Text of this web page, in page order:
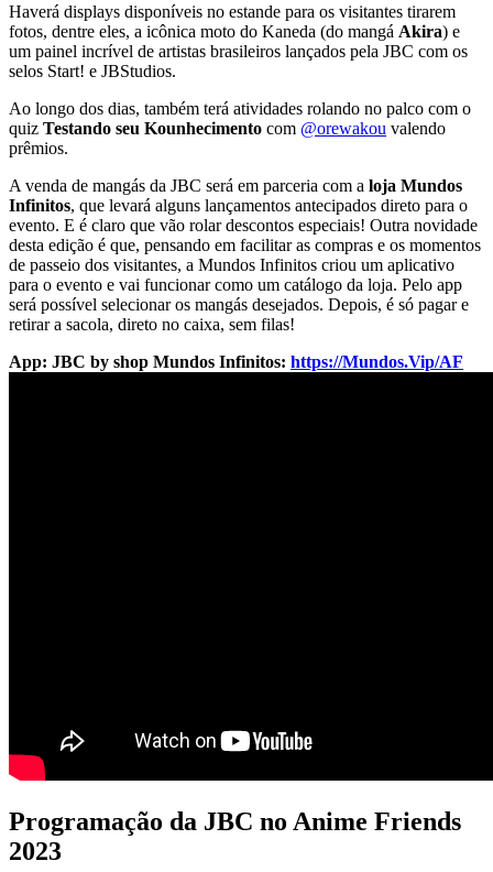
Haverá displays disponíveis no estande para os visitantes tirarem
fotos, dentre eles, a icônica moto do Kaneda (do mangá Akira) e
um painel incrível de artistas brasileiros lançados pela JBC com os
selos Start! e JBStudios.
Ao longo dos dias, também terá atividades rolando no palco com o
quiz Testando seu Kounhecimento com @orewakou valendo
prêmios.
A venda de mangás da JBC será em parceria com a loja Mundos
Infinitos, que levará alguns lançamentos antecipados direto para o
evento. E é claro que vão rolar descontos especiais! Outra novidade
desta edição é que, pensando em facilitar as compras e os momentos
de passeio dos visitantes, a Mundos Infinitos criou um aplicativo
para o evento e vai funcionar como um catálogo da loja. Pelo app
será possível selecionar os mangás desejados. Depois, é só pagar e
retirar a sacola, direto no caixa, sem filas!
App: JBC by shop Mundos Infinitos: https://Mundos.Vip/AF
Programação da JBC no Anime Friends
2023